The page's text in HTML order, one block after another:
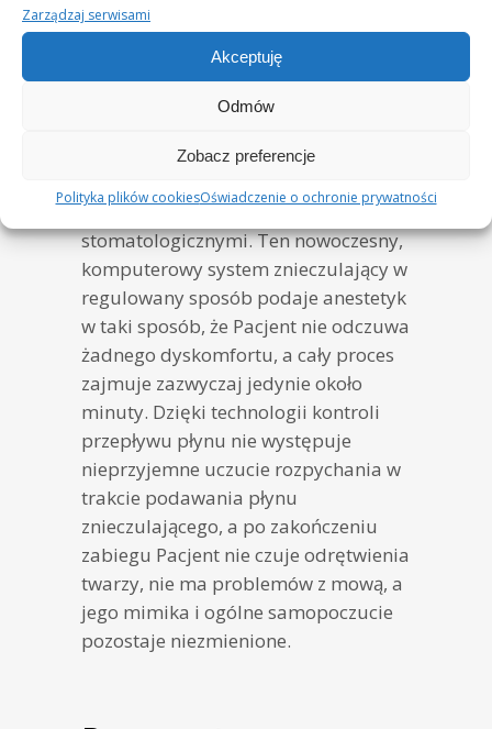
Zarządzaj serwisami
Akceptuję
Odmów
Zobacz preferencje
Polityka plików cookiesOświadczenie o ochronie prywatności
Znieczulenie
komputerowe
To urządzenie wykorzystywane do
znieczulającego przed zabiegami
stomatologicznymi. Ten nowoczesny,
komputerowy system znieczulający w
regulowany sposób podaje anestetyk
w taki sposób, że Pacjent nie odczuwa
żadnego dyskomfortu, a cały proces
zajmuje zazwyczaj jedynie około
minuty. Dzięki technologii kontroli
przepływu płynu nie występuje
nieprzyjemne uczucie rozpychania w
trakcie podawania płynu
znieczulającego, a po zakończeniu
zabiegu Pacjent nie czuje odrętwienia
twarzy, nie ma problemów z mową, a
jego mimika i ogólne samopoczucie
pozostaje niezmienione.